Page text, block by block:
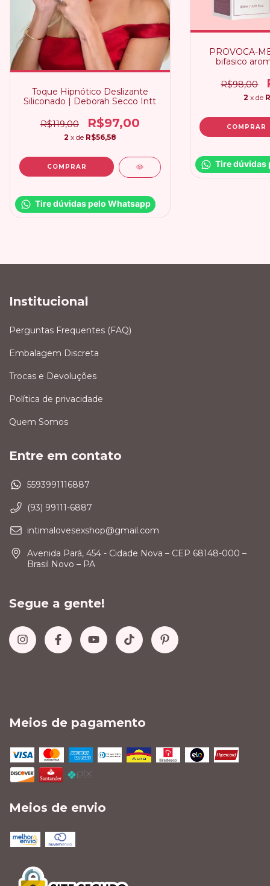
Toque Hipnótico Deslizante
Siliconado | Deborah Secco Intt
R$119,00 R$97,00
2 x de R$56,58
Tire dúvidas pelo Whatsapp
PROVOCA-
bifasico
R$98,00
2 x de
Tire dúvidas
Institucional
Perguntas Frequentes (FAQ)
Embalagem Discreta
Trocas e Devoluções
Política de privacidade
Quem Somos
Entre em contato
5593991116887
(93) 99111-6887
intimalovesexshop@gmail.com
Avenida Pará, 454 - Cidade Nova – CEP 68148-000 –
Brasil Novo – PA
Segue a gente!
Meios de pagamento
Meios de envio